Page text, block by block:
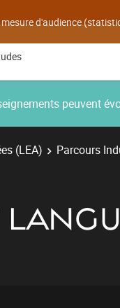
d'audience
peuvent
(LEA)
Parcours